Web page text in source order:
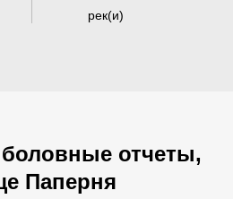
рек(и)
отчеты,
Паперня